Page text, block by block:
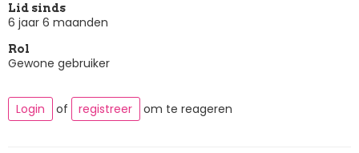
Lid sinds
6 jaar 6 maanden
Rol
Gewone gebruiker
Login of registreer om te reageren